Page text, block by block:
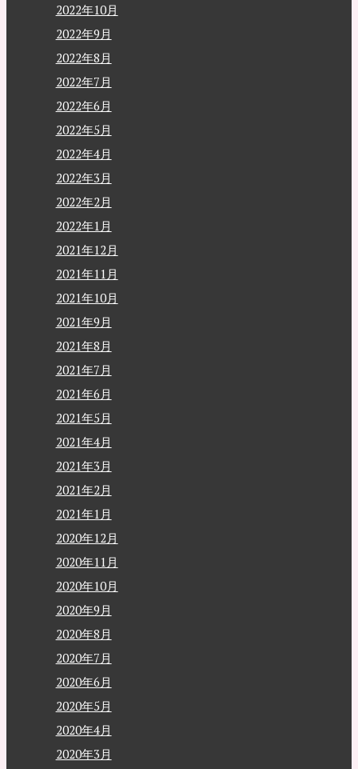
2022年10月
2022年9月
2022年8月
2022年7月
2022年6月
2022年5月
2022年4月
2022年3月
2022年2月
2022年1月
2021年12月
2021年11月
2021年10月
2021年9月
2021年8月
2021年7月
2021年6月
2021年5月
2021年4月
2021年3月
2021年2月
2021年1月
2020年12月
2020年11月
2020年10月
2020年9月
2020年8月
2020年7月
2020年6月
2020年5月
2020年4月
2020年3月